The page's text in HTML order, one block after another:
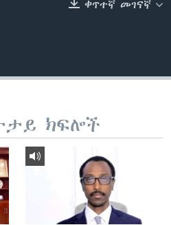
ቀጥተኛ መገናኛ
ክፍሎች